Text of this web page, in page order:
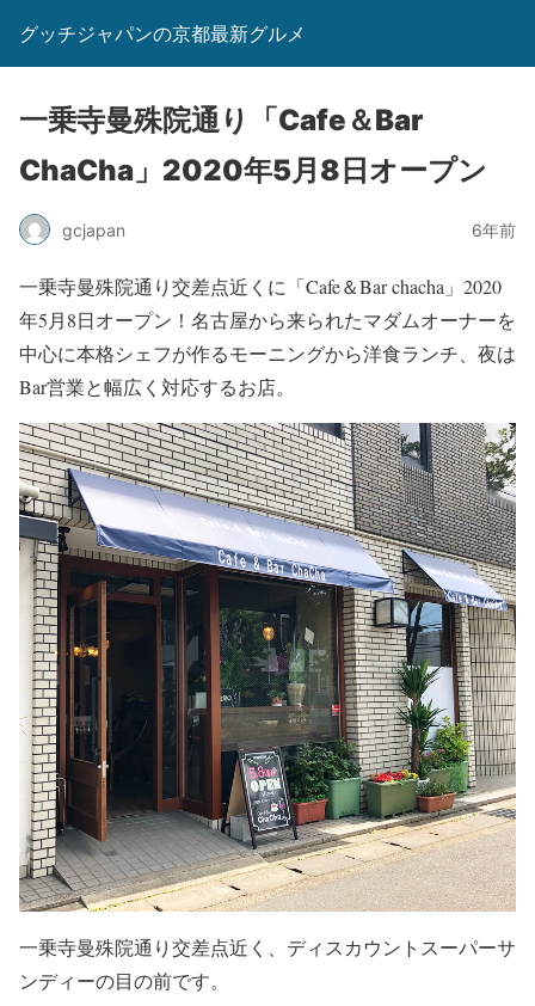
グッチジャパンの京都最新グルメ
一乗寺曼殊院通り「Cafe＆Bar
ChaCha」2020年5月8日オープン
gcjapan 6年前
一乗寺曼殊院通り交差点近くに「Cafe＆Bar chacha」2020
年5月8日オープン！名古屋から来られたマダムオーナーを
中心に本格シェフが作るモーニングから洋食ランチ、夜は
Bar営業と幅広く対応するお店。
一乗寺曼殊院通り交差点近く、ディスカウントスーパーサ
ンディーの目の前です。